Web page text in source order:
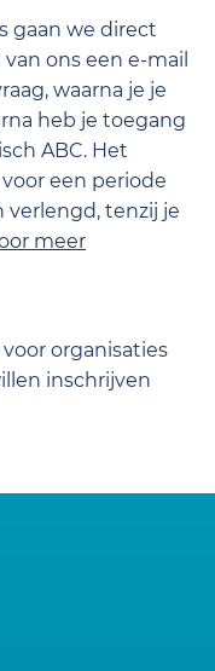
gaan we direct
ons een e-mail
waarna je je
heb je toegang
ABC. Het
een periode
verlengd, tenzij je
meer
organisaties
inschrijven